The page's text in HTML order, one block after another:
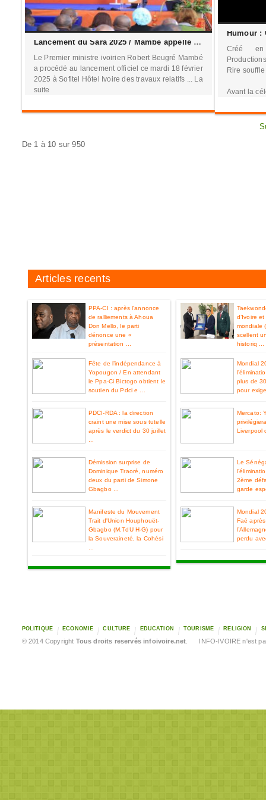
Lancement du Sara 2025 / Mambé appelle à une utilisation accrue de l’IA pour booster le secteur agricole
Le Premier ministre ivoirien Robert Beugré Mambé
a procédé au lancement officiel ce mardi 18 février
2025 à Sofitel Hôtel Ivoire des travaux relatifs ... La
suite
Créé en
Rire
Avant la
De 1 à 10 sur 950
Articles recents
PPA-CI : après l'annonce
de ralliements à Ahoua
Don Mello, le parti
dénonce une «
présentation ...
Fête de l’indépendance à
Yopougon / En attendant
le Ppa-Ci Bictogo obtient le
soutien du Pdci e ...
PDCI-RDA : la direction
craint une mise sous tutelle
après le verdict du 30 juillet
Démission surprise de
Dominique Traoré, numéro
deux du parti de Simone
Gbagbo ...
Manifeste du Mouvement
Trait d'Union Houphouët-
Gbagbo (M.TdU H-G) pour
la Souveraineté, la Cohési
d’Ivoire
mondiale
scellent
historiq ...
Mondial
plus de
pour
Mercato:
Liverpool
Le
2ème
garde
Mondial
Faé
perdu
POLITIQUE ECONOMIE CULTURE EDUCATION TOURISME RELIGION
© 2014 Copyright Tous droits reservés infoivoire.net . INFO-IVOIRE n'est